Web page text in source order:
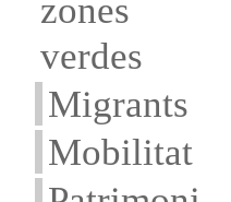
zones
verdes
Migrants
Mobilitat